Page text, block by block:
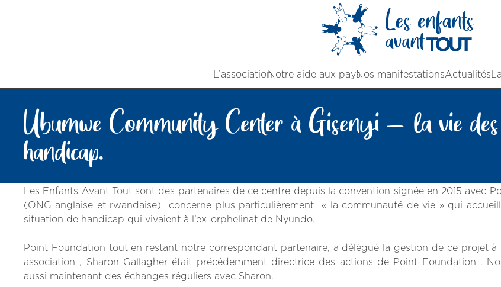
L’associationNotre aide aux paysNos manifestationsActualités
Ubumwe Community Center à Gisenyi – la vie des
handicap.
Les Enfants Avant Tout sont des partenaires de ce centre depuis la convention signée en 2015 avec
(ONG anglaise et rwandaise) concerne plus particulièrement « la communauté de vie » qui
situation de handicap qui vivaient à l’ex-orphelinat de Nyundo.
Point Foundation tout en restant notre correspondant partenaire, a délégué la gestion de ce projet à
association , Sharon Gallagher était précédemment directrice des actions de Point Foundation .
aussi maintenant des échanges réguliers avec Sharon.